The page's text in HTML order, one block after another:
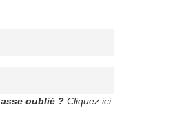
oublié ?Cliquez ici.